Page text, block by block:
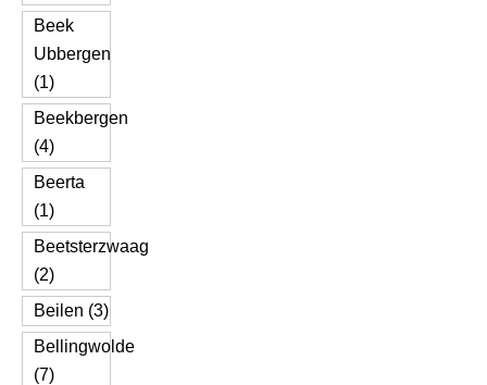
Beek
Ubbergen
(1)
Beekbergen
(4)
Beerta
(1)
Beetsterzwaag
(2)
Beilen (3)
Bellingwolde
(7)